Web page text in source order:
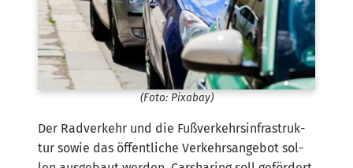
(Foto: Pix­a­bay)
Der Rad­ver­kehr und die Fuß­ver­kehrs­in­fra­struk­
tur sowie das öffent­li­che Ver­kehrs­an­ge­bot sol­